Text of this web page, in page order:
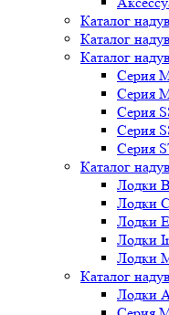
Каталог
Каталог
Каталог
Серия
Серия
Серия
Серия
Серия
Каталог
Лодки
Лодки
Лодки
Лодки
Лодки
Каталог
Лодки